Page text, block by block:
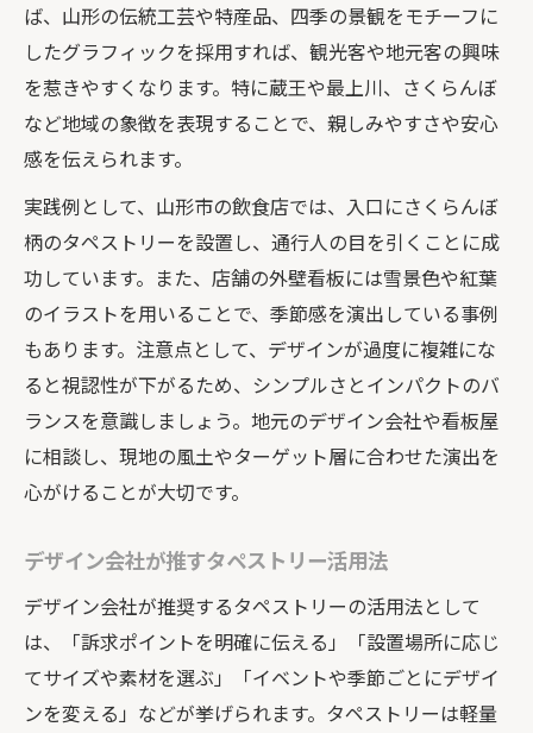
ば、山形の伝統工芸や特産品、四季の景観をモチーフに
したグラフィックを採用すれば、観光客や地元客の興味
を惹きやすくなります。特に蔵王や最上川、さくらんぼ
など地域の象徴を表現することで、親しみやすさや安心
感を伝えられます。
実践例として、山形市の飲食店では、入口にさくらんぼ
柄のタペストリーを設置し、通行人の目を引くことに成
功しています。また、店舗の外壁看板には雪景色や紅葉
のイラストを用いることで、季節感を演出している事例
もあります。注意点として、デザインが過度に複雑にな
ると視認性が下がるため、シンプルさとインパクトのバ
ランスを意識しましょう。地元のデザイン会社や看板屋
に相談し、現地の風土やターゲット層に合わせた演出を
心がけることが大切です。
デザイン会社が推すタペストリー活用法
デザイン会社が推奨するタペストリーの活用法として
は、「訴求ポイントを明確に伝える」「設置場所に応じ
てサイズや素材を選ぶ」「イベントや季節ごとにデザイ
ンを変える」などが挙げられます。タペストリーは軽量